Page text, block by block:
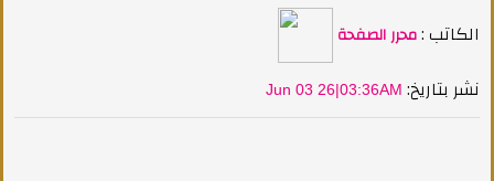
الكاتب :محرر الصفحة
Jun 03 26|03:36AM :نشر بتاريخ